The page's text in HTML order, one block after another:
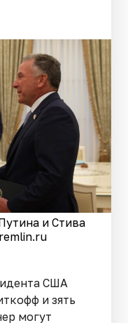
и Стива
США
и зять
могут